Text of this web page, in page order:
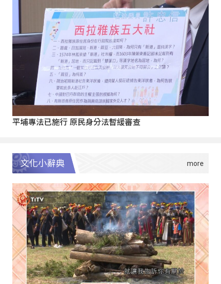
平埔專法已施行 原民身分法暫緩審查
文化小辭典